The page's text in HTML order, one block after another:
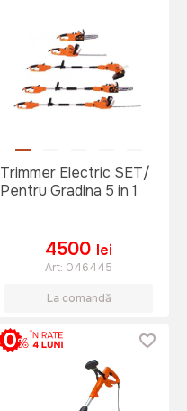
Trimmer Electric SET/
Pentru Gradina 5 in 1
4500 lei
Art: 046445
La comandă